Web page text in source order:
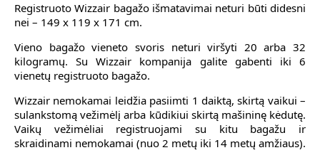
Registruoto Wizzair bagažo išmatavimai neturi būti didesni
nei – 149 x 119 x 171 cm.
Vieno bagažo vieneto svoris neturi viršyti 20 arba 32
kilogramų. Su Wizzair kompanija galite gabenti iki 6
vienetų registruoto bagažo.
Wizzair nemokamai leidžia pasiimti 1 daiktą, skirtą vaikui –
sulankstomą vežimėlį arba kūdikiui skirtą mašininę kėdutę.
Vaikų vežimėliai registruojami su kitu bagažu ir
skraidinami nemokamai (nuo 2 metų iki 14 metų amžiaus).